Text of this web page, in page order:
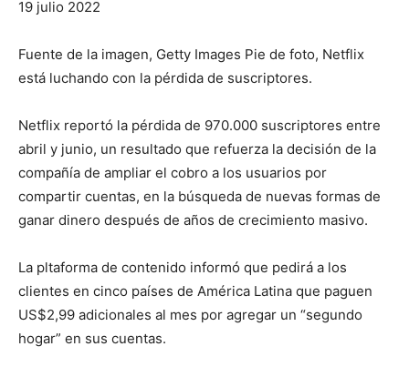
19 julio 2022
Fuente de la imagen, Getty Images Pie de foto, Netflix
está luchando con la pérdida de suscriptores.
Netflix reportó la pérdida de 970.000 suscriptores entre
abril y junio, un resultado que refuerza la decisión de la
compañía de ampliar el cobro a los usuarios por
compartir cuentas, en la búsqueda de nuevas formas de
ganar dinero después de años de crecimiento masivo.
La pltaforma de contenido informó que pedirá a los
clientes en cinco países de América Latina que paguen
US$2,99 adicionales al mes por agregar un “segundo
hogar” en sus cuentas.